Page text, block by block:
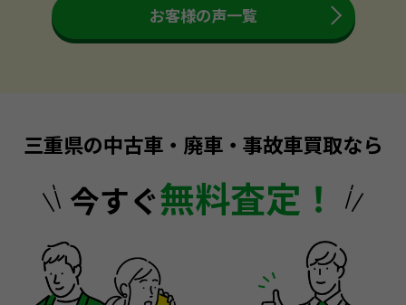
お客様の声一覧
三重県の中古車・廃車・事故車買取なら
今すぐ無料査定！